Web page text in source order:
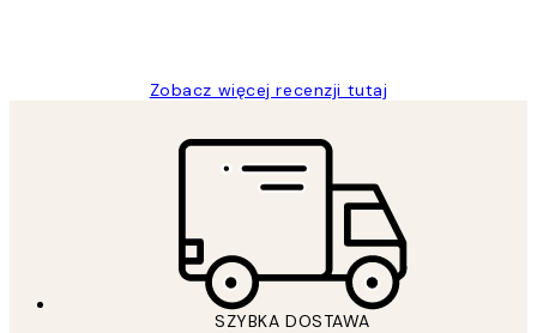
Zobacz więcej recenzji tutaj
SZYBKA DOSTAWA